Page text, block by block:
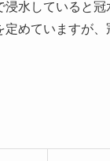
水していると
めていますが、